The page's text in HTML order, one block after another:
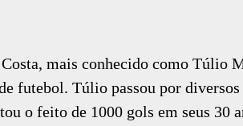
mais conhecido como Túlio
futebol. Túlio passou por
o feito de 1000 gols em seus 30